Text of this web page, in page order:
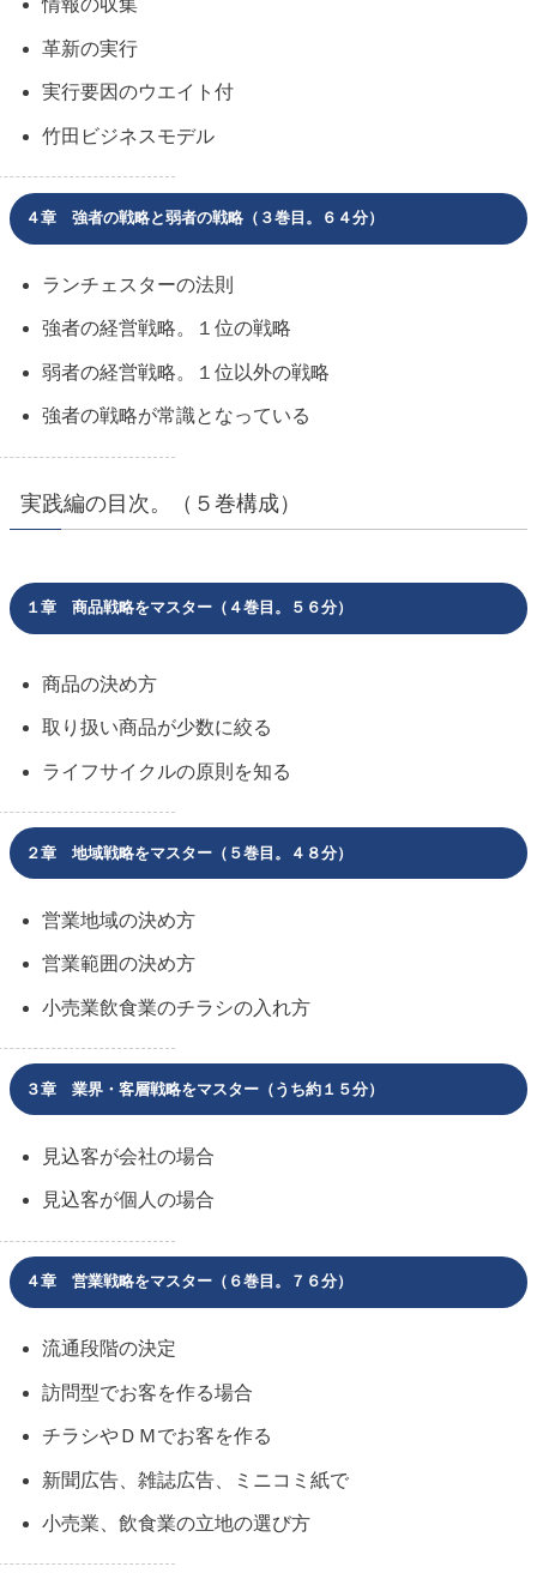
情報の収集
革新の実行
実行要因のウエイト付
竹田ビジネスモデル
４章 強者の戦略と弱者の戦略（３巻目。６４分）
ランチェスターの法則
強者の経営戦略。１位の戦略
弱者の経営戦略。１位以外の戦略
強者の戦略が常識となっている
実践編の目次。（５巻構成）
１章 商品戦略をマスター（４巻目。５６分）
商品の決め方
取り扱い商品が少数に絞る
ライフサイクルの原則を知る
２章 地域戦略をマスター（５巻目。４８分）
営業地域の決め方
営業範囲の決め方
小売業飲食業のチラシの入れ方
３章 業界・客層戦略をマスター（うち約１５分）
見込客が会社の場合
見込客が個人の場合
４章 営業戦略をマスター（６巻目。７６分）
流通段階の決定
訪問型でお客を作る場合
チラシやＤＭでお客を作る
新聞広告、雑誌広告、ミニコミ紙で
小売業、飲食業の立地の選び方